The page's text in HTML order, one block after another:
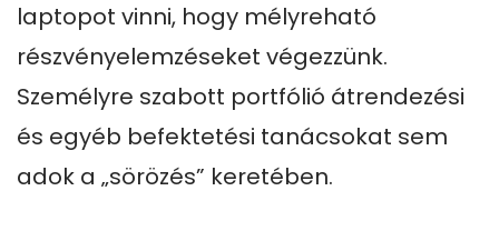
laptopot vinni, hogy mélyreható
részvényelemzéseket végezzünk.
Személyre szabott portfólió átrendezési
és egyéb befektetési tanácsokat sem
adok a „sörözés” keretében.